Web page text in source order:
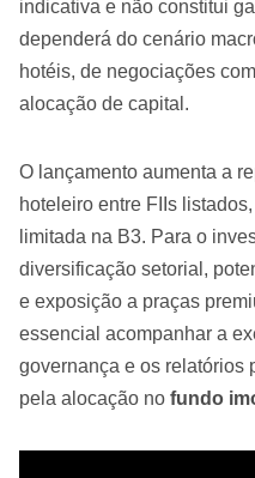
indicativa e não constitui
dependerá do cenário
hotéis, de negociações
alocação de capital.
O lançamento aumenta a
hoteleiro entre FIIs
limitada na B3. Para o
diversificação setorial,
e exposição a praças
essencial acompanhar a
governança e os relatórios
pela alocação no fundo